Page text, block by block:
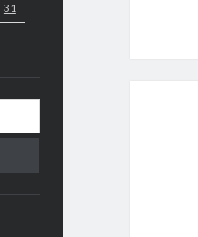
31